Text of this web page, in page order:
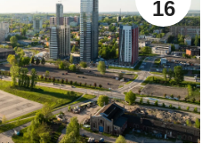
16